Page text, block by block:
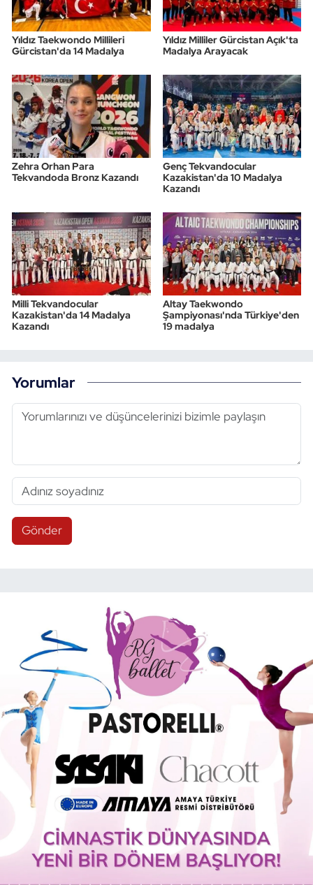
Yıldız Taekwondo Millileri
Gürcistan'da 14 Madalya
Yıldız Milliler Gürcistan Açık'ta
Madalya Arayacak
Zehra Orhan Para
Tekvandoda Bronz Kazandı
Genç Tekvandocular
Kazakistan'da 10 Madalya
Kazandı
Milli Tekvandocular
Kazakistan'da 14 Madalya
Kazandı
Altay Taekwondo
Şampiyonası'nda Türkiye'den
19 madalya
Yorumlar
Gönder